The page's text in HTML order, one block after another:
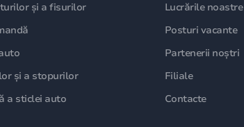
și a fisurilor
și a stopurilor
a sticlei auto
Lucrările noastre
Posturi vacante
Partenerii noștri
Filiale
Contacte